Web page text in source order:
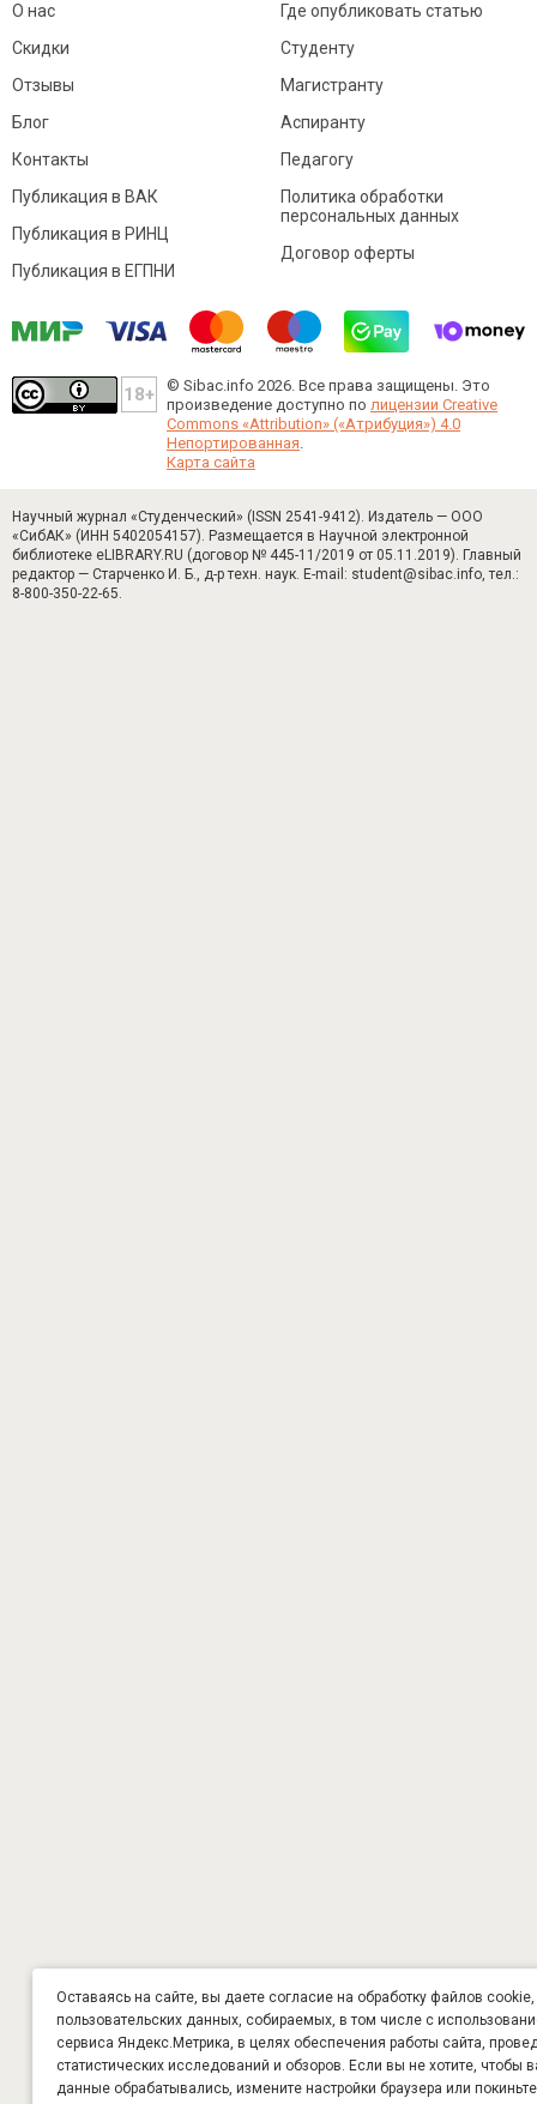
О нас
Скидки
Отзывы
Блог
Контакты
Где опубликовать статью
Студенту
Магистранту
Аспиранту
Педагогу
Публикация в ВАК
Публикация в РИНЦ
Публикация в ЕГПНИ
Политика обработки
персональных данных
Договор оферты
© Sibac.info 2026. Все права защищены. Это
произведение доступно по лицензии Creative
Commons «Attribution» («Атрибуция») 4.0
Непортированная.
Карта сайта
Научный журнал «Студенческий» (ISSN 2541-9412). Издатель — ООО
«СибАК» (ИНН 5402054157). Размещается в Научной электронной
библиотеке eLIBRARY.RU (договор № 445-11/2019 от 05.11.2019). Главный
редактор — Старченко И. Б., д-р техн. наук. E-mail: student@sibac.info, тел.:
8-800-350-22-65.
Оставаясь на сайте, вы даете согласие на обработку файлов cookie,
пользовательских данных, собираемых, в том числе с
сервиса Яндекс.Метрика, в целях обеспечения работы сайта,
статистических исследований и обзоров. Если вы не хотите, чтобы
данные обрабатывались, измените настройки браузера или